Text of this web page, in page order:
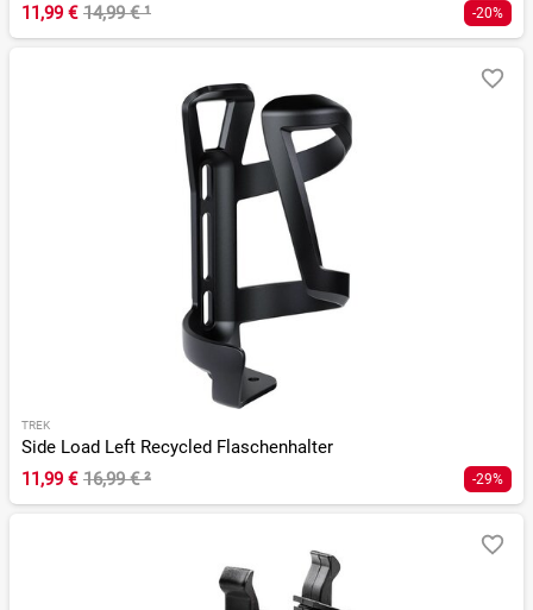
11,99 € 14,99 €¹ -20%
TREK
Side Load Left Recycled Flaschenhalter
11,99 € 16,99 €² -29%